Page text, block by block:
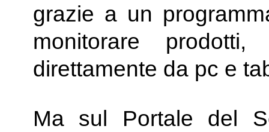
grazie a un
monitorare
direttamente da pc e
Ma sul Portale del